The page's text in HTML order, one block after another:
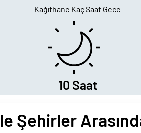
Kağıthane Kaç Saat Gece
10 Saat
Şehirler